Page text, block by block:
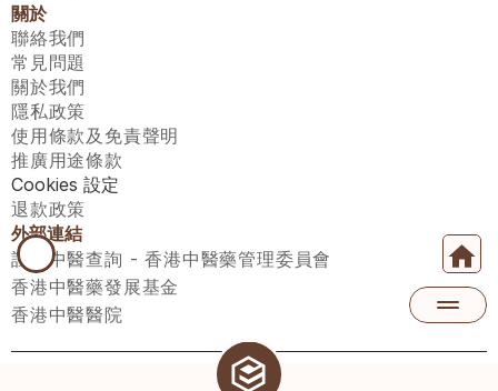
關於
聯絡我們
常見問題
關於我們
隱私政策
使用條款及免責聲明
推廣用途條款
Cookies 設定
退款政策
外部連結
註冊中醫查詢 - 香港中醫藥管理委員會
香港中醫藥發展基金
香港中醫醫院
醫師匯有限公司 ECWAY LIMITED Copyright 2026© All rights